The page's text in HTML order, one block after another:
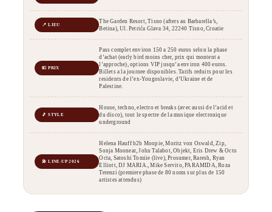
📍 LIEU
The Garden Resort, Tisno (afters au Barbarella’s,
Betina), Ul. Petrića Glava 34, 22240 Tisno, Croatie
💶 PRIX
Pass complet environ 150 a 250 euros selon la phase
d’achat (early bird moins cher, prix qui montent a
l’approche), options VIP jusqu’a environ 400 euros.
Billets a la journee disponibles. Tarifs reduits pour les
residents de l’ex-Yougoslavie, d’Ukraine et de
Palestine.
🎵 STYLE
House, techno, electro et breaks (avec aussi de l’acid et
du disco), tout le spectre de la musique electronique
underground
🎤 LINE-UP 2026
Helena Hauff b2b Moopie, Moritz von Oswald, Zip,
Sonja Moonear, John Talabot, Objekt, Eris Drew & Octo
Octa, Satoshi Tomiie (live), Prosumer, Raresh, Ryan
Elliott, DJ MARIA., Mike Servito, PARAMIDA, Roza
Terenzi (premiere phase de 80 noms sur plus de 150
artistes attendus)